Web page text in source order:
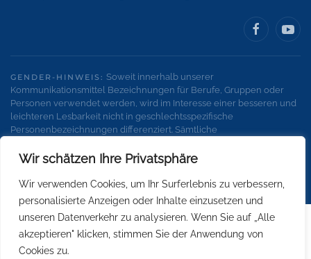
Wir schätzen Ihre Privatsphäre
Wir verwenden Cookies, um Ihr Surferlebnis zu verbessern,
personalisierte Anzeigen oder Inhalte einzusetzen und
unseren Datenverkehr zu analysieren. Wenn Sie auf „Alle
akzeptieren" klicken, stimmen Sie der Anwendung von
Cookies zu.
GENDER-HINWEIS: Soweit innerhalb unserer
Kommunikationsmittel Bezeichnungen für Berufe, Gruppen oder
Personen verwendet werden, wird im Interesse einer besseren und
leichteren Lesbarkeit nicht in geschlechtsspezifische
Personenbezeichnungen differenziert. Sämtliche
Geschlechter.